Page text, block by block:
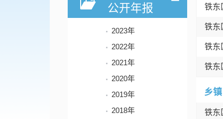
公开年报
2023年
2022年
2021年
2020年
2019年
2018年
铁东
铁东
铁东
铁东
乡
铁东